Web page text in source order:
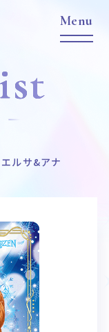
List
スト
Recipe
ルサ&アナ